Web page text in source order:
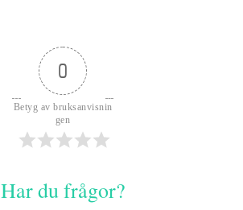
0
Betyg av bruksanvisnin
gen
Har du frågor?